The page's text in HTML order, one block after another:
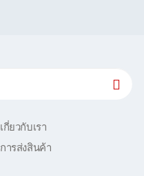
เกี่ยวกับเรา
การส่งสินค้า